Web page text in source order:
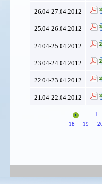
26.04-27.04.2012
25.04-26.04.2012
24.04-25.04.2012
23.04-24.04.2012
22.04-23.04.2012
21.04-22.04.2012
1
18
19